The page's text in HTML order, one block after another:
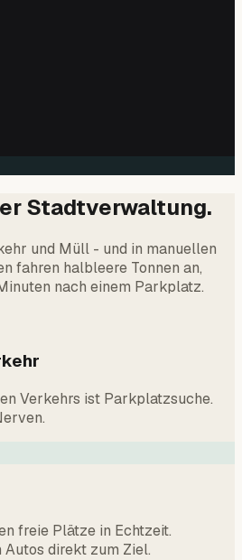
Stadtverwaltung.
und Müll - und in manuellen
fahren halbleere Tonnen an,
nach einem Parkplatz.
Verkehrs ist Parkplatzsuche.
freie Plätze in Echtzeit.
direkt zum Ziel.